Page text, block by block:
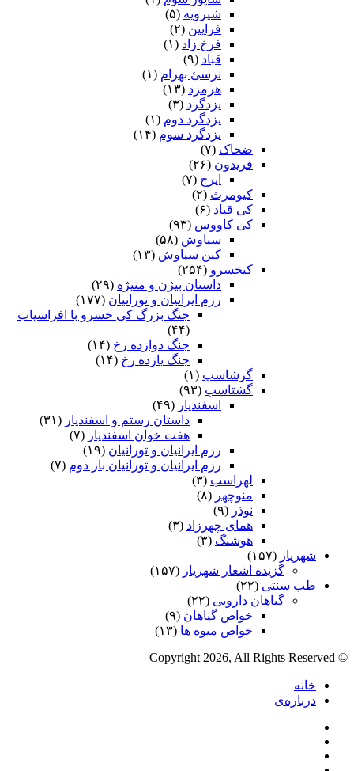
شیرویه (۵)
فرایین (۲)
فرخ زاد (۱)
قباد (۹)
نرسئ بهرام‏ (۱)
هرمزد (۱۳)
یزدگرد (۳)
یزدگرد دوم (۱)
یزدگرد سوم (۱۴)
ضحاک (۷)
فریدون (۲۶)
ایرج (۷)
کیومرث (۲)
کی قباد (۶)
کی کاووس (۹۳)
سیاوش (۵۸)
کین سیاوش (۱۳)
کیخسرو (۲۵۴)
داستان بیژن و منیژه (۲۹)
رزم ایرانیان و تورانیان (۱۷۷)
جنگ بزرگ کی خسرو با افراسیاب
(۴۴)
جنگ دوازده رخ (۱۴)
جنگ یازده رخ (۱۴)
گرشاسپ (۱)
گشتاسب (۹۳)
اسفندیار (۴۹)
داستان رستم و اسفندیار (۳۱)
هفت خوان اسفندیار (۷)
رزم ایرانیان و تورانیان (۱۹)
رزم ایرانیان و تورانیان بار دوم (۷)
لهراسب (۳)
منوچهر (۸)
نوذر (۹)
هماى چهرزاد (۳)
هوشنگ (۳)
شهریار (۱۵۷)
گزیده اشعار شهریار (۱۵۷)
طب سنتی (۲۲)
گیاهان دارویی (۲۲)
خواص گیاهان (۹)
خواص میوه ها (۱۳)
© Copyright 2026, All Rights Reserved
خانه
درباره‌ی